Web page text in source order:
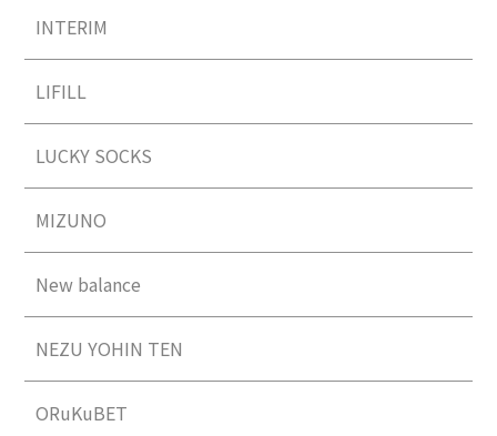
INTERIM
LIFILL
LUCKY SOCKS
MIZUNO
New balance
NEZU YOHIN TEN
ORuKuBET